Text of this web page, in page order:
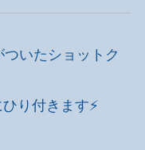
いたショットク
り付きます⚡